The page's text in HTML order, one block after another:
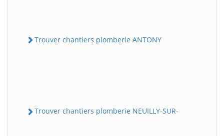
Trouver chantiers plomberie ANTONY
Trouver chantiers plomberie NEUILLY-SUR-